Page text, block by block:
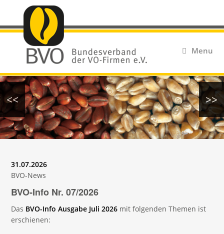
Menu
<< >>
31.07.2026
BVO-News
BVO-Info Nr. 07/2026
Das BVO-Info Ausgabe Juli 2026 mit folgenden Themen ist
erschienen: